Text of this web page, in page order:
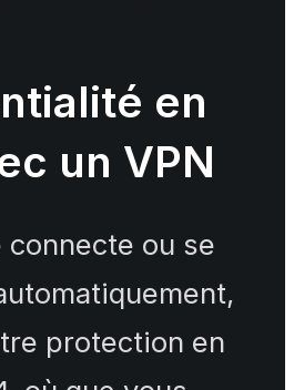
en
un VPN
connecte ou se
protection en